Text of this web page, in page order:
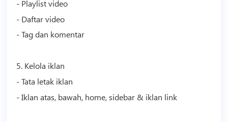
- Playlistvideo
- Daftarvideo
- Tag dan komentar
5. Kelola iklan
- Tata letak iklan
- Iklan atas, bawah, home, sidebar & iklan link